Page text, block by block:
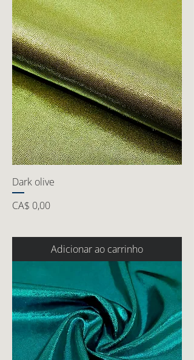
Dark olive
Preço
CA$ 0,00
Adicionar ao carrinho